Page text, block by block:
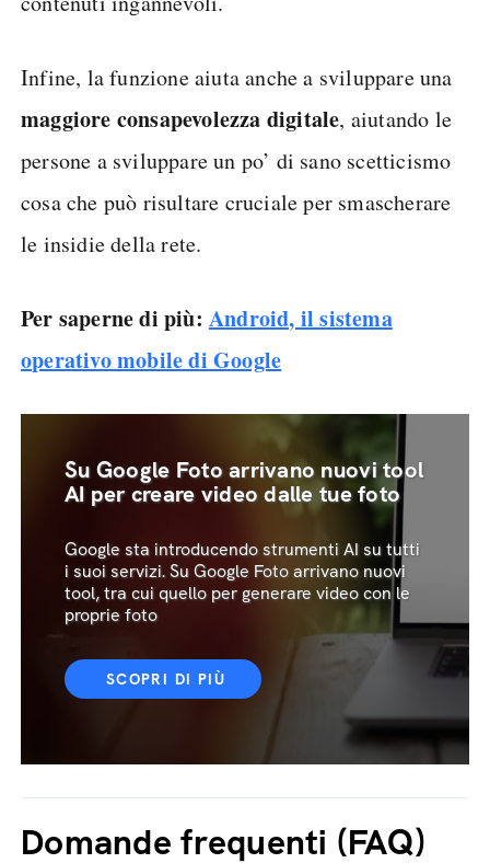
Infine, la funzione aiuta anche a sviluppare una
maggiore consapevolezza digitale, aiutando le
persone a sviluppare un po’ di sano scetticismo
cosa che può risultare cruciale per smascherare
le insidie della rete.
Per saperne di più: Android, il sistema
operativo mobile di Google
Su Google Foto arrivano nuovi tool
AI per creare video dalle tue foto
Google sta introducendo strumenti AI su tutti
i suoi servizi. Su Google Foto arrivano nuovi
tool, tra cui quello per generare video con le
proprie foto
SCOPRI DI PIÙ
Domande frequenti (FAQ)